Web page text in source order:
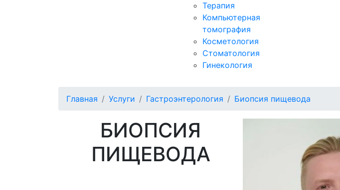
Терапия
Компьютерная
томография
Косметология
Стоматология
Гинекология
Главная Услуги Гастроэнтерология Биопсия пищевода
БИОПСИЯ
ПИЩЕВОДА